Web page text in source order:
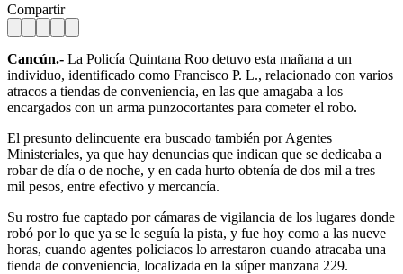
Compartir
Cancún.- La Policía Quintana Roo detuvo esta mañana a un
individuo, identificado como Francisco P. L., relacionado con varios
atracos a tiendas de conveniencia, en las que amagaba a los
encargados con un arma punzocortantes para cometer el robo.
El presunto delincuente era buscado también por Agentes
Ministeriales, ya que hay denuncias que indican que se dedicaba a
robar de día o de noche, y en cada hurto obtenía de dos mil a tres
mil pesos, entre efectivo y mercancía.
Su rostro fue captado por cámaras de vigilancia de los lugares donde
robó por lo que ya se le seguía la pista, y fue hoy como a las nueve
horas, cuando agentes policiacos lo arrestaron cuando atracaba una
tienda de conveniencia, localizada en la súper manzana 229.